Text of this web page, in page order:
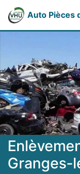
Auto Pièces
Granges-